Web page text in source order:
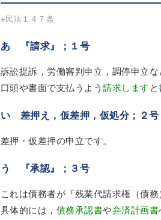
※民法１４７条
あ 『請求』；１号
訴訟提訴，労働審判申立，調停申立
口頭や書面で支払うよう請求します
い 差押え，仮差押，仮処分；２号
差押・仮差押の申立です。
う 『承認』；３号
これは債務者が『残業代請求権（債
具体的には， 債務承認書や弁済計画書